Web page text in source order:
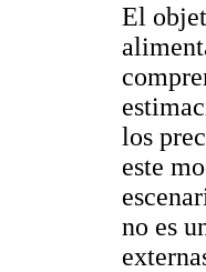
El
los
este
no es